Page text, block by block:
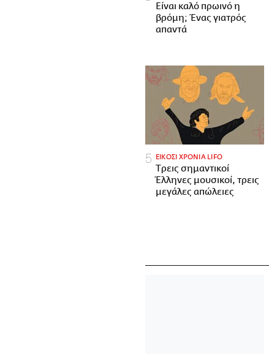
Είναι καλό πρωινό η
βρόμη; Ένας γιατρός
απαντά
ΕΙΚΟΣΙ ΧΡΟΝΙΑ LIFO
Tρεις σημαντικοί
Έλληνες μουσικοί, τρεις
μεγάλες απώλειες